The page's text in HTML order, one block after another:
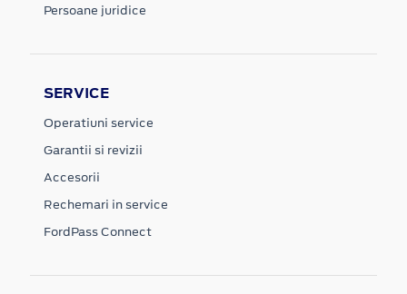
Persoane juridice
SERVICE
Operatiuni service
Garantii si revizii
Accesorii
Rechemari in service
FordPass Connect